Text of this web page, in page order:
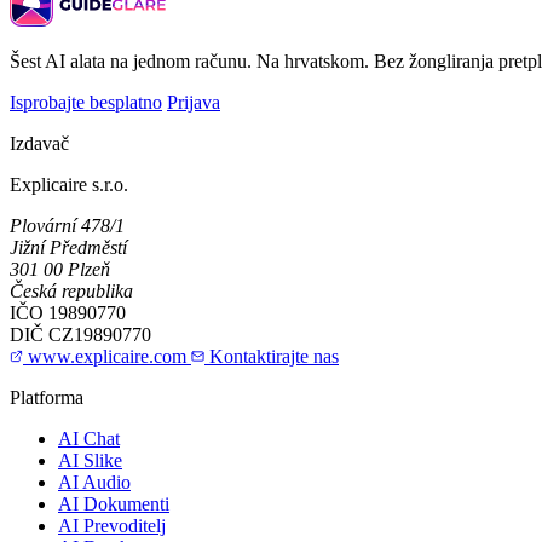
Šest AI alata na jednom računu. Na hrvatskom. Bez žongliranja
Isprobajte besplatno Prijava
Izdavač
Explicaire s.r.o.
Plovární 478/1
Jižní Předměstí
301 00 Plzeň
Česká republika
IČO 19890770
DIČ CZ19890770
www.explicaire.com
Kontaktirajte nas
Platforma
AI Chat
AI Slike
AI Audio
AI Dokumenti
AI Prevoditelj